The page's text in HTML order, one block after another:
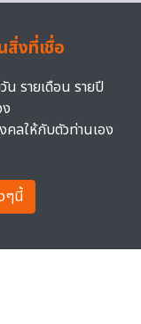
สิ่งที่เชื่อ
น รายเดือน รายปี
คลให้กับตัวท่านเอง
ๆนี้